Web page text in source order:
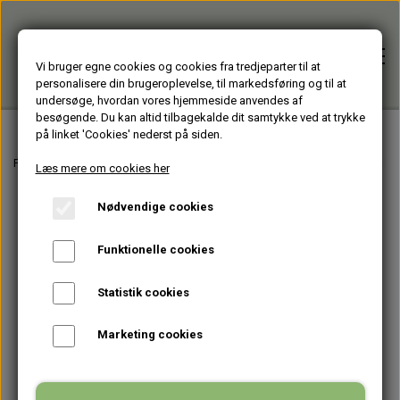
Forside
Firmagaver
Forside Varer fra Huset Venture Kolding
Vi bruger egne cookies og cookies fra tredjeparter til at
personalisere din brugeroplevelse, til markedsføring og til at
undersøge, hvordan vores hjemmeside anvendes af
besøgende. Du kan altid tilbagekalde dit samtykke ved at trykke
på linket 'Cookies' nederst på siden.
Læs mere om cookies her
Nødvendige cookies
Funktionelle cookies
Statistik cookies
Marketing cookies